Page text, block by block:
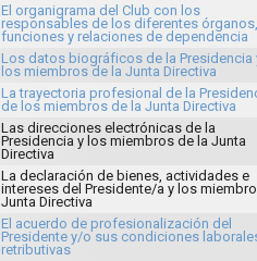
El organigrama del Club con los
responsables de los diferentes
funciones y relaciones de dependencia
Los datos biográficos de la Presidencia
los miembros de la Junta Directiva
La trayectoria profesional de la
de los miembros de la Junta Directiva
Las direcciones electrónicas de la
Presidencia y los miembros de la Junta
Directiva
La declaración de bienes, actividades e
intereses del Presidente/a y los
Junta Directiva
El acuerdo de profesionalización del
Presidente y/o sus condiciones
retributivas